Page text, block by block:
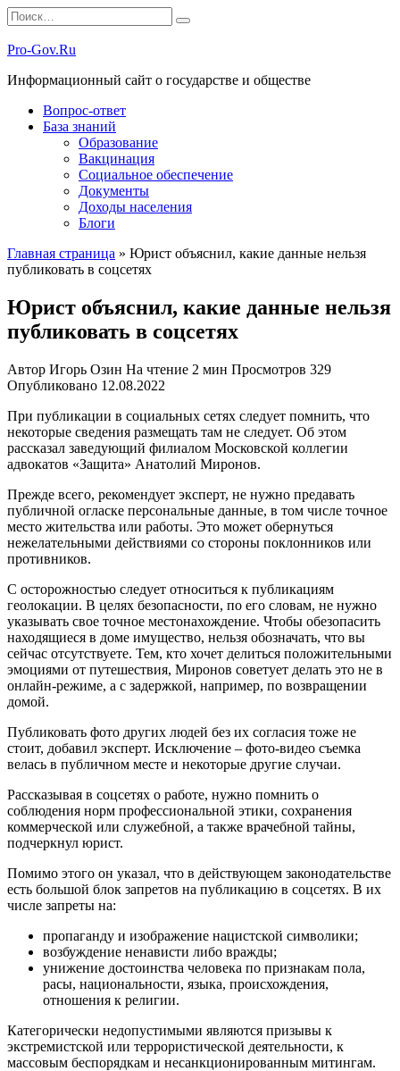
Перейти
к
содержанию
Search
for:
Pro-Gov.Ru
Информационный сайт о государстве и обществе
Вопрос-ответ
База знаний
Образование
Вакцинация
Социальное обеспечение
Документы
Доходы населения
Блоги
Главная страница » Юрист объяснил, какие данные нельзя
публиковать в соцсетях
Юрист объяснил, какие данные нельзя
публиковать в соцсетях
Автор Игорь Озин На чтение 2 мин Просмотров 329
Опубликовано 12.08.2022
При публикации в социальных сетях следует помнить, что
некоторые сведения размещать там не следует. Об этом
рассказал заведующий филиалом Московской коллегии
адвокатов «Защита» Анатолий Миронов.
Прежде всего, рекомендует эксперт, не нужно предавать
публичной огласке персональные данные, в том числе точное
место жительства или работы. Это может обернуться
нежелательными действиями со стороны поклонников или
противников.
С осторожностью следует относиться к публикациям
геолокации. В целях безопасности, по его словам, не нужно
указывать свое точное местонахождение. Чтобы обезопасить
находящиеся в доме имущество, нельзя обозначать, что вы
сейчас отсутствуете. Тем, кто хочет делиться положительными
эмоциями от путешествия, Миронов советует делать это не в
онлайн-режиме, а с задержкой, например, по возвращении
домой.
Публиковать фото других людей без их согласия тоже не
стоит, добавил эксперт. Исключение – фото-видео съемка
велась в публичном месте и некоторые другие случаи.
Рассказывая в соцсетях о работе, нужно помнить о
соблюдения норм профессиональной этики, сохранения
коммерческой или служебной, а также врачебной тайны,
подчеркнул юрист.
Помимо этого он указал, что в действующем законодательстве
есть большой блок запретов на публикацию в соцсетях. В их
числе запреты на:
пропаганду и изображение нацистской символики;
возбуждение ненависти либо вражды;
унижение достоинства человека по признакам пола,
расы, национальности, языка, происхождения,
отношения к религии.
Категорически недопустимыми являются призывы к
экстремистской или террористической деятельности, к
массовым беспорядкам и несанкционированным митингам.